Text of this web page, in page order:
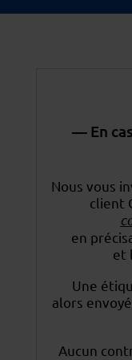
— En
Nous vous
client
en
et
Une
alors
Aucun